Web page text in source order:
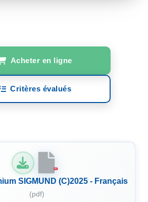
Acheter en ligne
Critères évalués
PDF
SIGMUND (C)2025 - Français
(pdf)